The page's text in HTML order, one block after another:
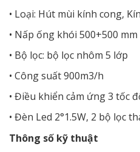
• Loại: Hút mùi kính cong,
• Nấp ống khói 500+500
• Bộ lọc: bộ lọc nhôm 5 lớp
• Công suất 900m3/h
• Điều khiển cảm ứng 3 tốc
• Đèn Led 2°1.5W, 2 bộ lọc
Thông số kỹ thuật